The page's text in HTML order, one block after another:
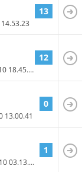
14.53.23
13
18.45.00
12
13.00.41
0
03.13.54
1